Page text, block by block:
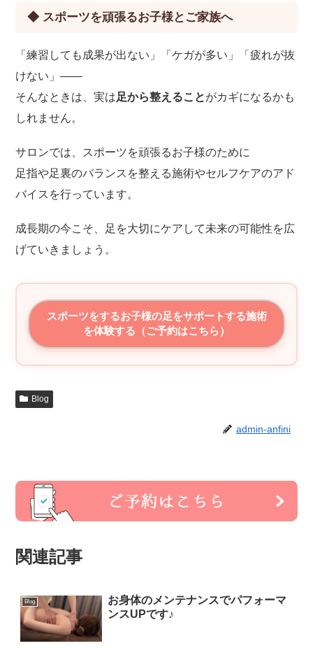
◆ スポーツを頑張るお子様とご家族へ
「練習しても成果が出ない」「ケガが多い」「疲れが抜
けない」――
そんなときは、実は足から整えることがカギになるかも
しれません。
サロンでは、スポーツを頑張るお子様のために
足指や足裏のバランスを整える施術やセルフケアのアド
バイスを行っています。
成長期の今こそ、足を大切にケアして未来の可能性を広
げていきましょう。
スポーツをするお子様の足をサポートする施術
を体験する（ご予約はこちら）
Blog
admin-anfini
関連記事
Blog
お身体のメンテナンスでパフォーマ
ンスUPです♪